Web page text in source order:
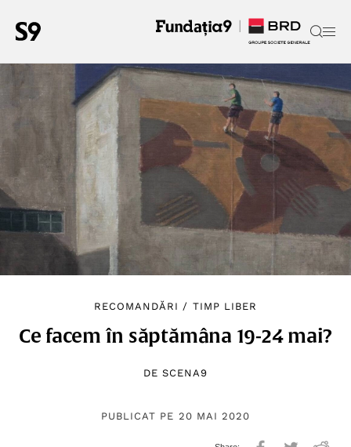
RECOMANDĂRI / TIMP LIBER
Ce facem în săptămâna 19-24 mai?
DE SCENA9
PUBLICAT PE 20 MAI 2020